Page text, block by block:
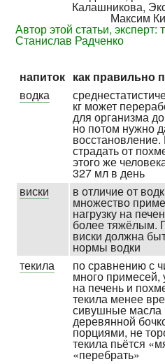
Автор этой статьи, эксперт:
Станислав Радченко
напиток как правильно
водка
кг может
для организма
но потом нужно
страдать от
этого же
327 мл в день
виски
в отличие от
множество
нагрузку на
более тяжёлым.
виски должна
нормы водки
текила
по сравнению с
много примесей,
на печень и
текила менее
сивушные масла
деревянной
порциями, не
текила пьётся
«перебрать»